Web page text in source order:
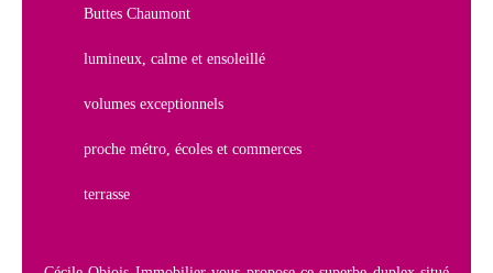
Buttes Chaumont
lumineux, calme et ensoleillé
volumes exceptionnels
proche métro, écoles et commerces
terrasse